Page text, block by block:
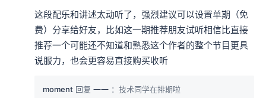
这段配乐和讲述太动听了，强烈建议可以设置单期（免
费）分享给好友，比如这一期推荐朋友试听相信比直接
推荐一个可能还不知道和熟悉这个作者的整个节目更具
说服力，也会更容易直接购买收听
moment 回复 一一 ：技术同学在排期啦